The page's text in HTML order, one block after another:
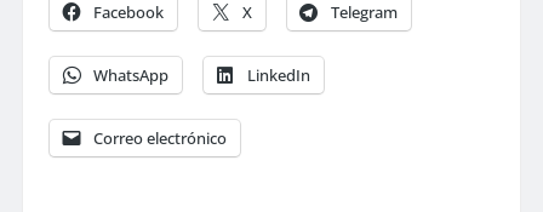
Facebook X Telegram
WhatsApp LinkedIn
Correo electrónico